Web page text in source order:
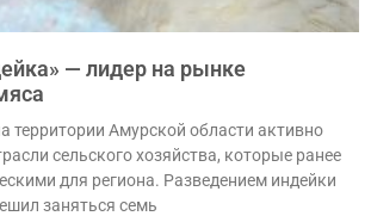
— лидер на рынке
территории Амурской области активно
сельского хозяйства, которые ранее
для региона. Разведением индейки
заняться семь